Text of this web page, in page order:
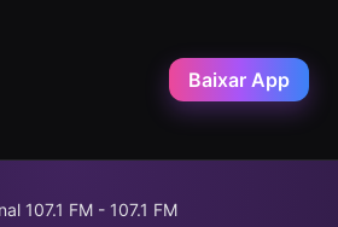
Baixar App
107.1 FM - 107.1 FM